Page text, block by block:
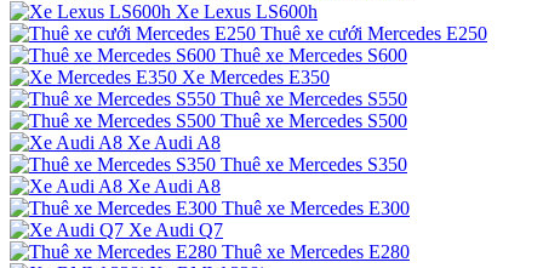
Xe Lexus LS600h
Thuê xe cưới Mercedes E250
Thuê xe Mercedes S600
Xe Mercedes E350
Thuê xe Mercedes S550
Thuê xe Mercedes S500
Xe Audi A8
Thuê xe Mercedes S350
Xe Audi A8
Thuê xe Mercedes E300
Xe Audi Q7
Thuê xe Mercedes E280